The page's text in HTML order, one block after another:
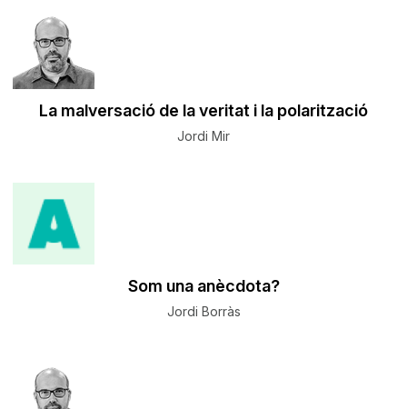
La malversació de la veritat i la polarització
Jordi Mir
Som una anècdota?
Jordi Borràs